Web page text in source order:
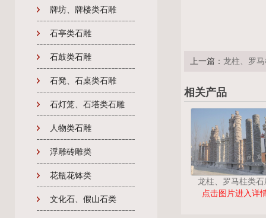
牌坊、牌楼类石雕
石亭类石雕
石鼓类石雕
石凳、石桌类石雕
石灯笼、石塔类石雕
人物类石雕
浮雕砖雕类
花瓶花钵类
文化石、假山石类
上一篇： 龙柱、罗
相关产品
龙柱、罗马柱类石
点击图片进入详